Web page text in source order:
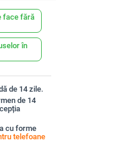
face fără
în
de 14 zile.
de 14
cu forme
telefoane